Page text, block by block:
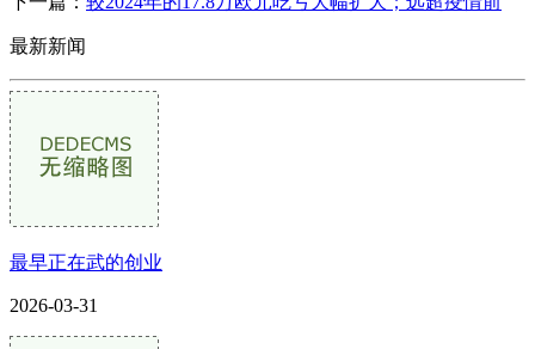
最新新闻
最早正在武的创业
2026-03-31